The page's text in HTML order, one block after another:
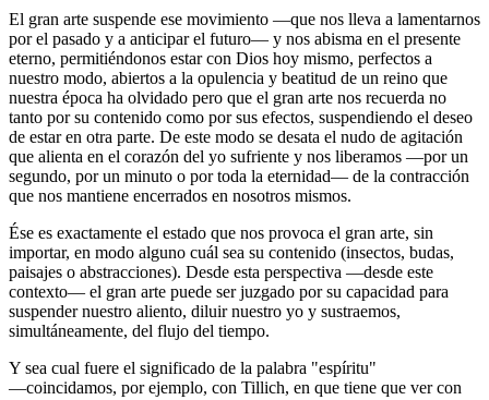
El gran arte suspende ese movimiento ―que nos lleva a lamentarnos
por el pasado y a anticipar el futuro― y nos abisma en el presente
eterno, permitiéndonos estar con Dios hoy mismo, perfectos a
nuestro modo, abiertos a la opulencia y beatitud de un reino que
nuestra época ha olvidado pero que el gran arte nos recuerda no
tanto por su contenido como por sus efectos, suspendiendo el deseo
de estar en otra parte. De este modo se desata el nudo de agitación
que alienta en el corazón del yo sufriente y nos liberamos ―por un
segundo, por un minuto o por toda la eternidad― de la contracción
que nos mantiene encerrados en nosotros mismos.
Ése es exactamente el estado que nos provoca el gran arte, sin
importar, en modo alguno cuál sea su contenido (insectos, budas,
paisajes o abstracciones). Desde esta perspectiva ―desde este
contexto― el gran arte puede ser juzgado por su capacidad para
suspender nuestro aliento, diluir nuestro yo y sustraemos,
simultáneamente, del flujo del tiempo.
Y sea cual fuere el significado de la palabra "espíritu"
―coincidamos, por ejemplo, con Tillich, en que tiene que ver con